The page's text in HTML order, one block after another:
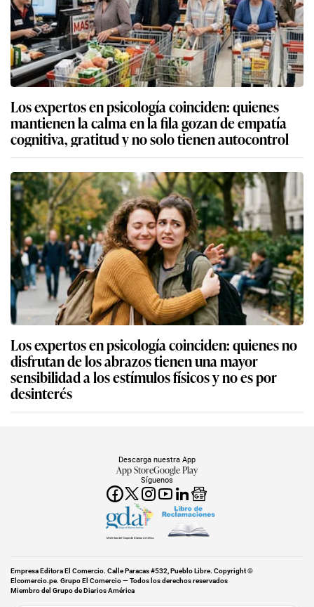
Los expertos en psicología coinciden: quienes
mantienen la calma en la fila gozan de empatía
cognitiva, gratitud y no solo tienen autocontrol
Los expertos en psicología coinciden: quienes no
disfrutan de los abrazos tienen una mayor
sensibilidad a los estímulos físicos y no es por
desinterés
Síguenos
Descarga nuestra App
App StoreGoogle Play
Miembro del Grupo de Diarios América
Empresa Editora El Comercio. Calle Paracas #532, Pueblo Libre. Copyright ©
Elcomercio.pe. Grupo El Comercio — Todos los derechos reservados
Miembro del Grupo de Diarios América